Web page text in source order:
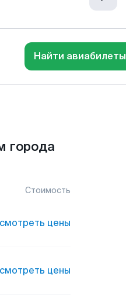
Найти авиабилеты
города
Стоимость
цены
цены